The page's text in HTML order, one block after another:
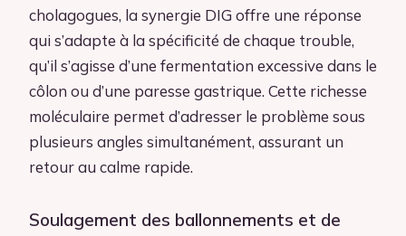
cholagogues, la synergie DIG offre une réponse
qui s’adapte à la spécificité de chaque trouble,
qu’il s’agisse d’une fermentation excessive dans le
côlon ou d’une paresse gastrique. Cette richesse
moléculaire permet d’adresser le problème sous
plusieurs angles simultanément, assurant un
retour au calme rapide.
Soulagement des ballonnements et de